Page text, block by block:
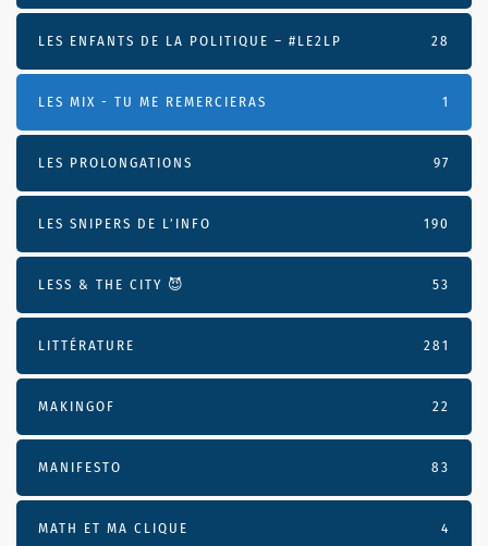
LES ENFANTS DE LA POLITIQUE – #LE2LP 28
LES MIX - TU ME REMERCIERAS 1
LES PROLONGATIONS 97
LES SNIPERS DE L’INFO 190
LESS & THE CITY 😈 53
LITTÉRATURE 281
MAKINGOF 22
MANIFESTO 83
MATH ET MA CLIQUE 4